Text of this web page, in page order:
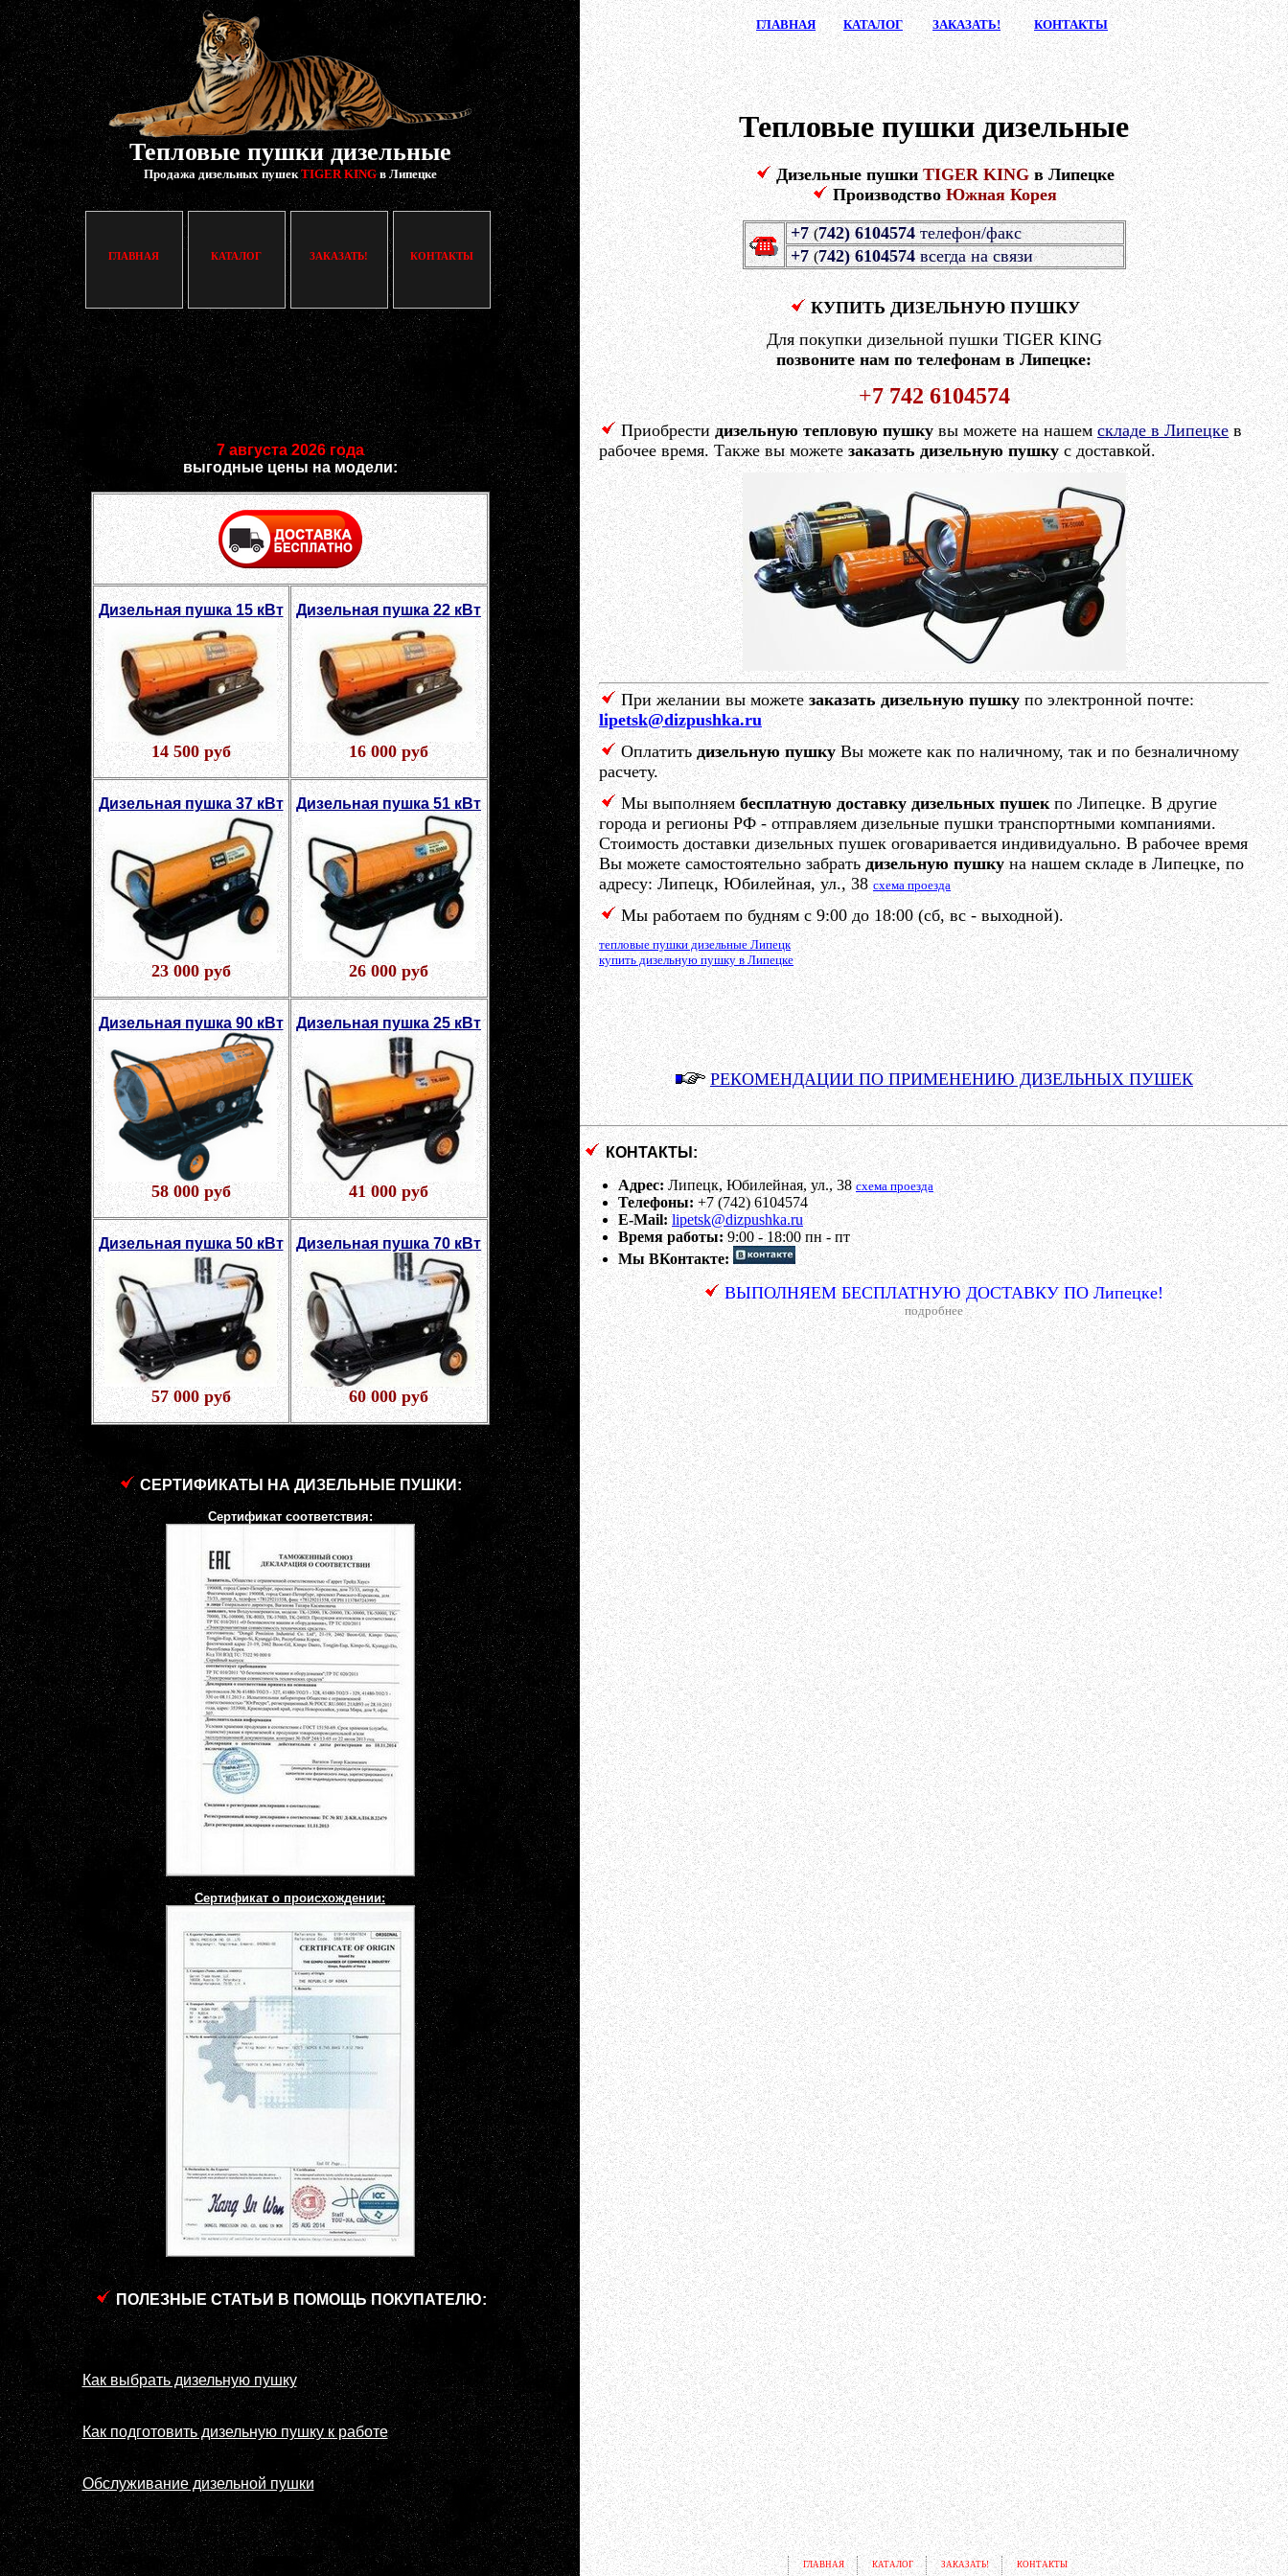
Тепловые пушки дизельные
Продажа дизельных пушекTIGER KINGв Липецке
ГЛАВНАЯ КАТАЛОГ ЗАКАЗАТЬ! КОНТАКТЫ
7 августа 2026 года
выгодные цены на модели:
Дизельная пушка 15 кВт
14 500 руб
Дизельная пушка 22 кВт
16 000 руб
Дизельная пушка 37 кВт
23 000 руб
Дизельная пушка 51 кВт
26 000 руб
Дизельная пушка 90 кВт
58 000 руб
Дизельная пушка 25 кВт
41 000 руб
Дизельная пушка 50 кВт
57 000 руб
Дизельная пушка 70 кВт
60 000 руб
СЕРТИФИКАТЫ НА ДИЗЕЛЬНЫЕ ПУШКИ:
Сертификат соответствия:
Сертификат о происхождении:
ПОЛЕЗНЫЕ СТАТЬИ В ПОМОЩЬ ПОКУПАТЕЛЮ:
Как выбрать дизельную пушку
Как подготовить дизельную пушку к работе
Обслуживание дизельной пушки
ГЛАВНАЯ КАТАЛОГ ЗАКАЗАТЬ! КОНТАКТЫ
Тепловые пушки дизельные
Дизельные пушкиTIGER KINGв Липецке
ПроизводствоЮжная Корея
+7 (742) 6104574телефон/факс
+7 (742) 6104574всегда на связи
КУПИТЬ ДИЗЕЛЬНУЮ ПУШКУ
Для покупки дизельной пушки TIGER KING
позвоните нам по телефонам в Липецке:
+7 742 6104574
Приобрестидизельную тепловую пушкувы можете на нашемскладе в Липецкев
рабочее время. Также вы можетезаказать дизельную пушкус доставкой.
При желании вы можетезаказать дизельную пушкупо электронной почте:
lipetsk@dizpushka.ru
Оплатитьдизельную пушкуВы можете как по наличному, так и по безналичному
расчету.
Мы выполняембесплатную доставку дизельных пушекпо Липецке. В другие
города и регионы РФ - отправляем дизельные пушки транспортными компаниями.
Стоимость доставки дизельных пушек оговаривается индивидуально. В рабочее время
Вы можете самостоятельно забрать дизельную пушкуна нашем складе в Липецке, по
адресу:Липецк, Юбилейная, ул., 38 схема проезда
Мы работаем по будням с 9:00 до 18:00 (сб, вс - выходной).
тепловые пушки дизельные Липецк
купить дизельную пушку в Липецке
РЕКОМЕНДАЦИИ ПО ПРИМЕНЕНИЮ ДИЗЕЛЬНЫХ ПУШЕК
КОНТАКТЫ:
Адрес:Липецк, Юбилейная, ул., 38 схема проезда
Телефоны:+7 (742) 6104574
E-Mail: lipetsk@dizpushka.ru
Время работы:9:00 - 18:00 пн - пт
Мы ВКонтакте:
ВЫПОЛНЯЕМ БЕСПЛАТНУЮ ДОСТАВКУ ПО Липецке!
подробнее
ГЛАВНАЯ КАТАЛОГ ЗАКАЗАТЬ! КОНТАКТЫ